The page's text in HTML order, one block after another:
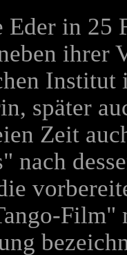
Eder in 25
ihrer
Institut
später
Zeit
nach
Film"